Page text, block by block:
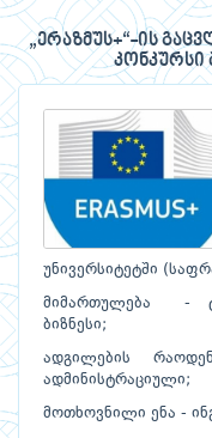
„ერაზმუს+“-ის
კონკურსი
უნივერსიტეტში
მიმართულება -
ბიზნესი;
ადგილების
ადმინისტრაციული;
მოთხოვნილი ენა -